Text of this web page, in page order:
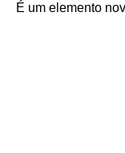
É um elemento